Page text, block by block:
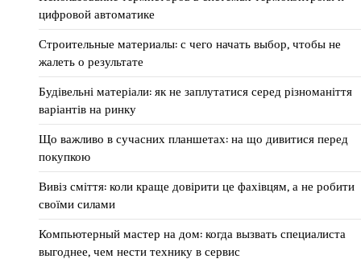
цифровой автоматике
Строительные материалы: с чего начать выбор, чтобы не
жалеть о результате
Будівельні матеріали: як не заплутатися серед різноманіття
варіантів на ринку
Що важливо в сучасних планшетах: на що дивитися перед
покупкою
Вивіз сміття: коли краще довірити це фахівцям, а не робити
своїми силами
Компьютерный мастер на дом: когда вызвать специалиста
выгоднее, чем нести технику в сервис